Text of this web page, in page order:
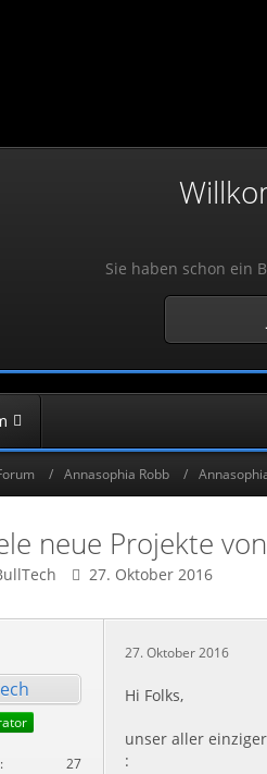
Sie haben schon ein
Annasophia Robb
neue Projekte
27. Oktober 2016
27
27. Oktober 2016
Hi Folks,
unser aller
: